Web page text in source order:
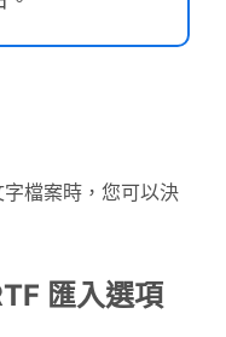
檔案時，您可以決
匯入選項